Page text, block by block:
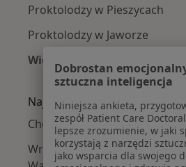
Proktolodzy w Pieszycach
Proktolodzy w Jaworze
Więcej (4)
Więcej w kategorii: W
Najczęście leczone choroby
Choroby odbytu w
Wrzodziejące zapalenie jelita
Dobrostan
sztuczna inteligencja
Niniejsza ankieta,
zespół Patient Care
lepsze zrozumienie, w jaki
korzystają z narzędzi
jako wsparcia dla swojego